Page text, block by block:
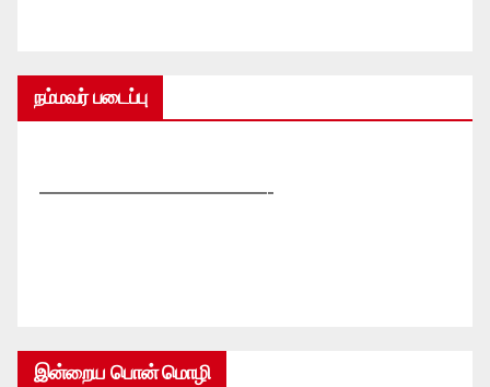
நம்மவர் படைப்பு
—————————————-
இன்றைய பொன் மொழி